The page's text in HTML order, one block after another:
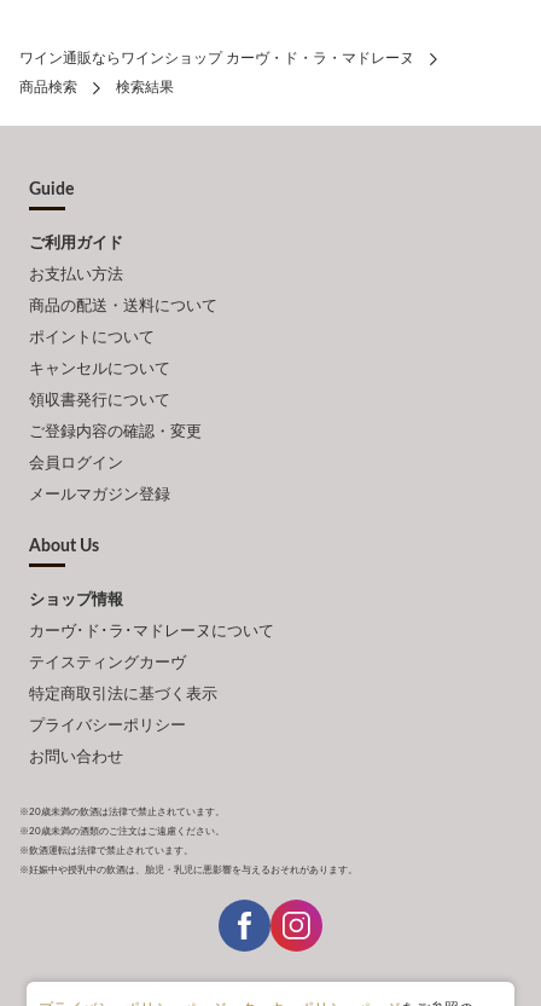
ワイン通販ならワインショップ カーヴ・ド・ラ・マドレーヌ
商品検索
検索結果
Guide
ご利用ガイド
お支払い方法
商品の配送・送料について
ポイントについて
キャンセルについて
領収書発行について
ご登録内容の確認・変更
会員ログイン
メールマガジン登録
About Us
ショップ情報
カーヴ･ド･ラ･マドレーヌについて
テイスティングカーヴ
特定商取引法に基づく表示
プライバシーポリシー
お問い合わせ
※20歳未満の飲酒は法律で禁止されています。
※20歳未満の酒類のご注文はご遠慮ください。
※飲酒運転は法律で禁止されています。
※妊娠中や授乳中の飲酒は、胎児・乳児に悪影響を与えるおそれがあります。